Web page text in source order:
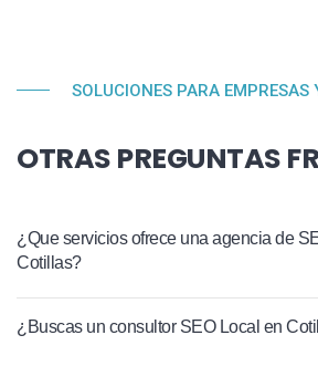
SOLUCIONES PARA EMPRESAS
OTRAS PREGUNTAS
¿Que servicios ofrece una agencia de
Cotillas?
¿Buscas un consultor SEO Local en